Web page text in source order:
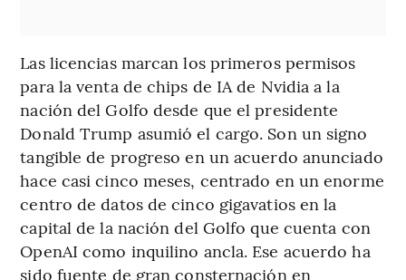
Las licencias marcan los primeros permisos
para la venta de chips de IA de Nvidia a la
nación del Golfo desde que el presidente
Donald Trump asumió el cargo. Son un signo
tangible de progreso en un acuerdo anunciado
hace casi cinco meses, centrado en un enorme
centro de datos de cinco gigavatios en la
capital de la nación del Golfo que cuenta con
OpenAI como inquilino ancla. Ese acuerdo ha
sido fuente de gran consternación en